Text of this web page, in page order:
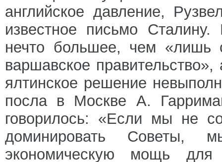
английское давление,
известное письмо
нечто большее, чем «лишь
варшавское
ялтинское решение
посла в Москве А.
говорилось: «Если мы не
доминировать Советы,
экономическую мощь для